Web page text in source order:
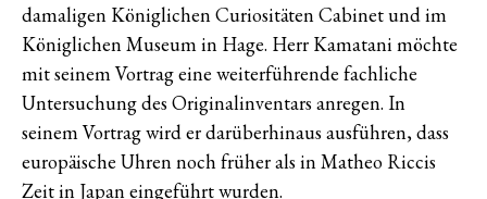
damaligen Königlichen Curiositäten Cabinet und im
Königlichen Museum in Hage. Herr Kamatani möchte
mit seinem Vortrag eine weiterführende fachliche
Untersuchung des Originalinventars anregen. In
seinem Vortrag wird er darüberhinaus ausführen, dass
europäische Uhren noch früher als in Matheo Riccis
Zeit in Japan eingeführt wurden.